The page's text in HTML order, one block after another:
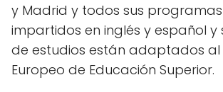
y Madrid y todos sus
impartidos en inglés y español y
de estudios están adaptados al
Europeo de Educación Superior.